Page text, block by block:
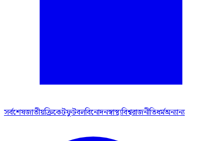
সর্বশেষজাতীয়ক্রিকেটফুটবলবিনোদনস্বাস্থ্যবিশ্বরাজনীতিধর্মঅন্যান্য